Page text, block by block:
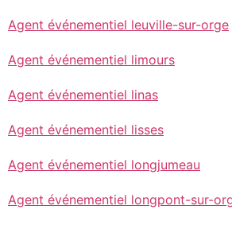
Agent événementiel leuville-sur-orge
Agent événementiel limours
Agent événementiel linas
Agent événementiel lisses
Agent événementiel longjumeau
Agent événementiel longpont-sur-